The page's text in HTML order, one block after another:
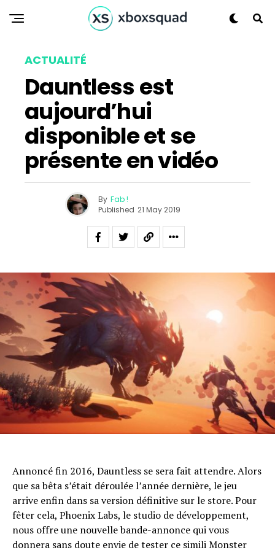
ACTUALITÉ
Dauntless est
aujourd’hui
disponible et se
présente en vidéo
By Fab !
Published 21 May 2019
Annoncé fin 2016, Dauntless se sera fait attendre. Alors
que sa bêta s’était déroulée l’année dernière, le jeu
arrive enfin dans sa version définitive sur le store. Pour
fêter cela, Phoenix Labs, le studio de développement,
nous offre une nouvelle bande-annonce qui vous
donnera sans doute envie de tester ce simili Monster